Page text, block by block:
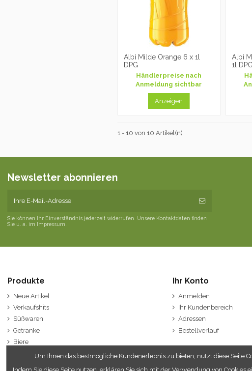
Albi Milde Orange 6 x 1l
DPG
Händlerpreise nach
Anmeldung sichtbar
Anzeigen
Albi
1l DPG
1 - 10 von 10 Artikel(n)
Newsletter abonnieren
Sie können Ihr Einverständnis jederzeit widerrufen. Unsere Kontaktdaten finden
Sie u. a. im Impressum.
Produkte
Neue Artikel
Verkaufshits
Süßwaren
Getränke
Biere
Spirituosen
Ihr Konto
Anmelden
Ihr Kundenbereich
Adressen
Bestellverlauf
Um Ihnen das bestmögliche Kundenerlebnis zu bieten, nutzt diese Seite